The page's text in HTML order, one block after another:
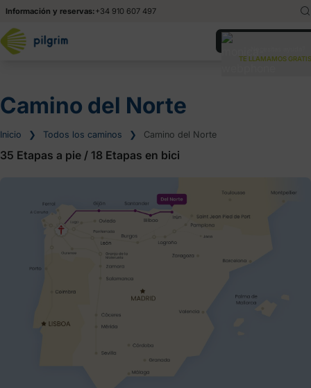
Información y reservas:+34 910 607 497
Deutsch
TE LLAMAMOS
Camino del Norte
Inicio ❯ Todos los caminos ❯ Camino del Norte
35 Etapas a pie / 18 Etapas en bici